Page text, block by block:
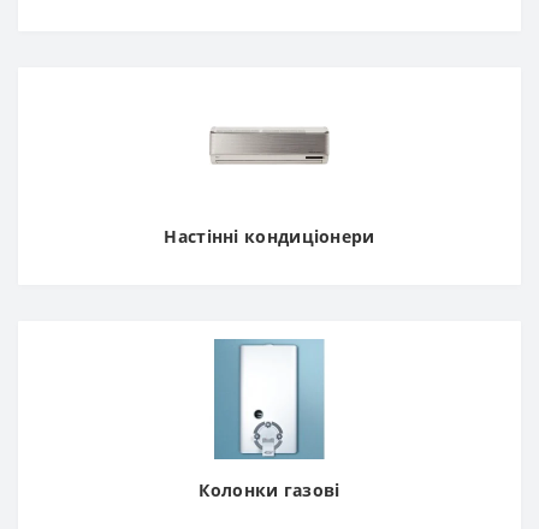
Настінні кондиціонери
Колонки газові